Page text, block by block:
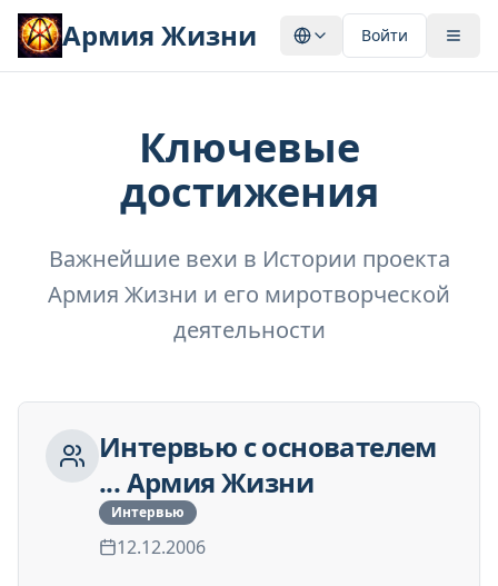
Армия Жизни Войти
Ключевые
достижения
Важнейшие вехи в Истории проекта
Армия Жизни и его миротворческой
деятельности
Интервью с основателем
... Армия Жизни
Интервью
12.12.2006